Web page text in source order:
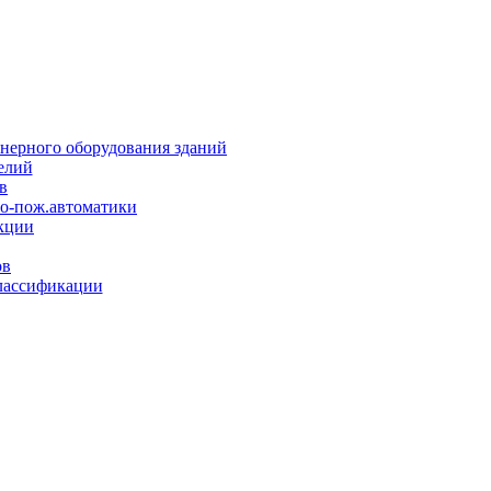
оборудования зданий
пож.автоматики